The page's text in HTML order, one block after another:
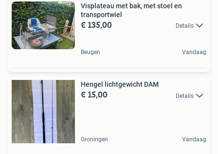
Visplateau met bak, met stoel en
transportwiel
€ 135,00 Details
Beugen Vandaag
Hengel lichtgewicht DAM
€ 15,00 Details
Groningen Vandaag